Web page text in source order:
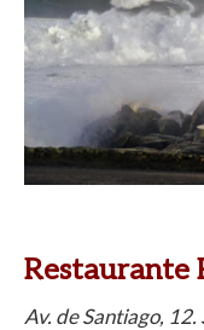
Restaurante
Av. de Santiago,